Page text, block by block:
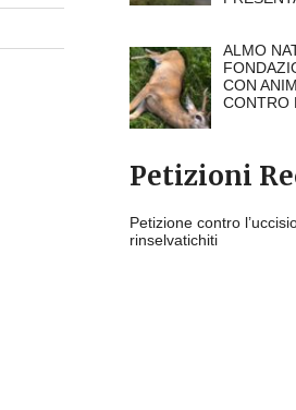
ALMO
CON
CONTRO
Petizioni
Petizione contro
rinselvatichiti